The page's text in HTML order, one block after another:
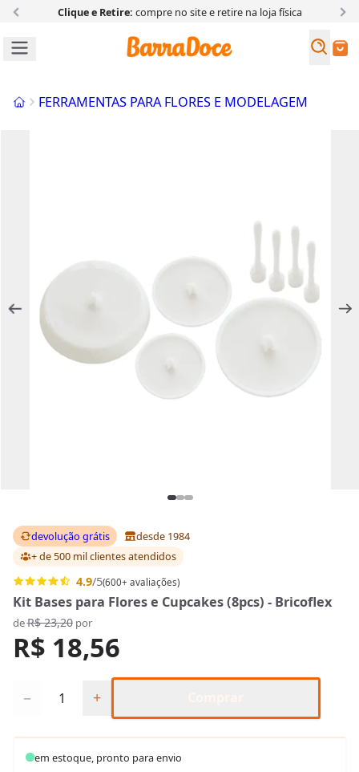
Clique e Retire: compre no site e retire na loja física
Buscar
InícioFERRAMENTAS PARA FLORES E MODELAGEM
devolução grátis
desde 1984
+ de 500 mil clientesatendidos
4.9/5(600+ avaliações)
Kit Bases para Flores e Cupcakes (8pcs) - Bricoflex
deR$ 23,20por
R$ 18,56
− +
em estoque, pronto para envio